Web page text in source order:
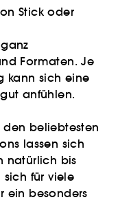
Stick oder
Formaten. Je
kann sich eine
anfühlen.
beliebtesten
lassen sich
natürlich bis
sich für viele
ein besonders